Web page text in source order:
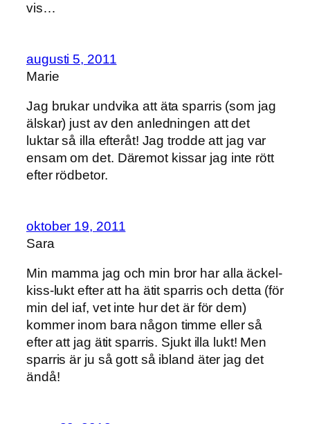
vis…
augusti 5, 2011
Marie
Jag brukar undvika att äta sparris (som jag
älskar) just av den anledningen att det
luktar så illa efteråt! Jag trodde att jag var
ensam om det. Däremot kissar jag inte rött
efter rödbetor.
oktober 19, 2011
Sara
Min mamma jag och min bror har alla äckel-
kiss-lukt efter att ha ätit sparris och detta (för
min del iaf, vet inte hur det är för dem)
kommer inom bara någon timme eller så
efter att jag ätit sparris. Sjukt illa lukt! Men
sparris är ju så gott så ibland äter jag det
ändå!